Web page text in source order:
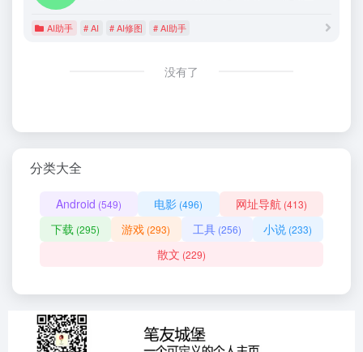
AI助手 # AI # AI修图 # AI助手
没有了
分类大全
Android (549) 电影 (496) 网址导航 (413)
下载 (295) 游戏 (293) 工具(256) 小说 (233)
散文 (229)